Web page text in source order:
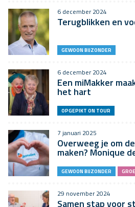
6 december 2024
Terugblikken en
GEWOON BIJZONDER
6 december 2024
Een miMakker
het hart
OPGEPIKT ON TOUR
7 januari 2025
Overweeg je om
maken? Monique
GEWOON BIJZONDER
29 november 2024
Samen stap voor